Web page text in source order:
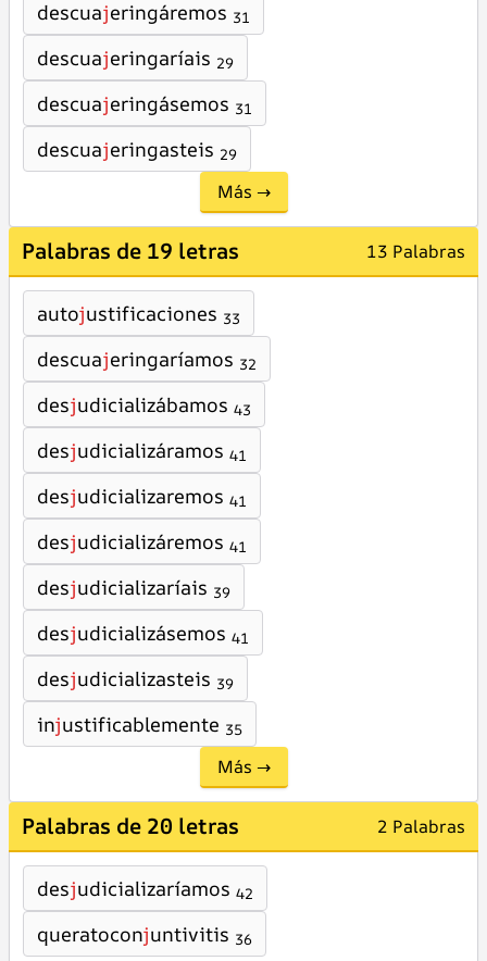
descuajeringáremos 31
descuajeringaríais 29
descuajeringásemos 31
descuajeringasteis 29
Más →
Palabras de 19 letras 13 Palabras
autojustificaciones 33
descuajeringaríamos 32
desjudicializábamos 43
desjudicializáramos 41
desjudicializaremos 41
desjudicializáremos 41
desjudicializaríais 39
desjudicializásemos 41
desjudicializasteis 39
injustificablemente 35
Más →
Palabras de 20 letras 2 Palabras
desjudicializaríamos 42
queratoconjuntivitis 36